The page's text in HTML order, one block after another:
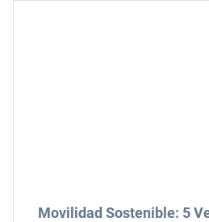
Movilidad Sostenible: 5